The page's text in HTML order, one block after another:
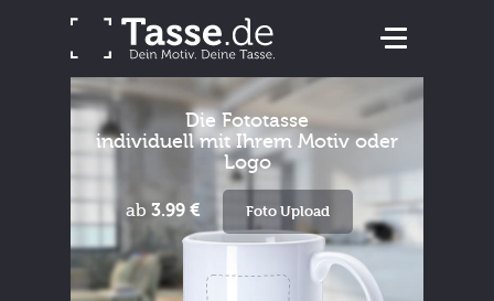
Die Fototasse
individuell mit Ihrem Motiv oder
Logo
ab 3.99 € Foto Upload